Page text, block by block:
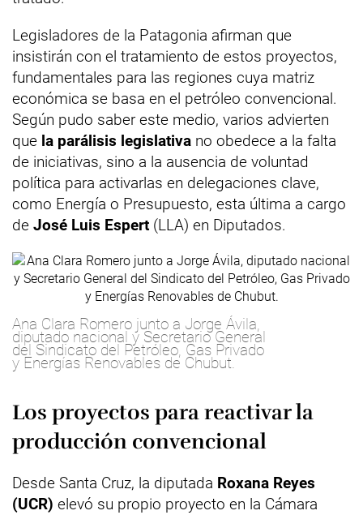
Legisladores de la Patagonia afirman que
insistirán con el tratamiento de estos proyectos,
fundamentales para las regiones cuya matriz
económica se basa en el petróleo convencional.
Según pudo saber este medio, varios advierten
que la parálisis legislativa no obedece a la falta
de iniciativas, sino a la ausencia de voluntad
política para activarlas en delegaciones clave,
como Energía o Presupuesto, esta última a cargo
de José Luis Espert (LLA) en Diputados.
Ana Clara Romero junto a Jorge Ávila,
diputado nacional y Secretario General
del Sindicato del Petróleo, Gas Privado
y Energías Renovables de Chubut.
Los proyectos para reactivar la
producción convencional
Desde Santa Cruz, la diputada Roxana Reyes
(UCR) elevó su propio proyecto en la Cámara